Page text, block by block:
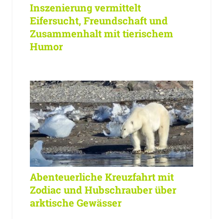
Inszenierung vermittelt
Eifersucht, Freundschaft und
Zusammenhalt mit tierischem
Humor
Abenteuerliche Kreuzfahrt mit
Zodiac und Hubschrauber über
arktische Gewässer